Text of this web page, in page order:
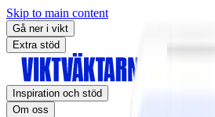
Skip to main content
Gå ner i vikt
Extra stöd
Inspiration och stöd
Om oss